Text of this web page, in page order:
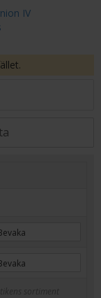
IV
sortiment